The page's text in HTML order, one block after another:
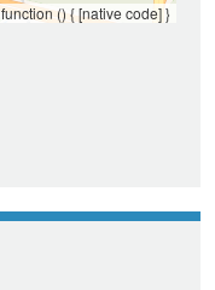
function () { [native code] }